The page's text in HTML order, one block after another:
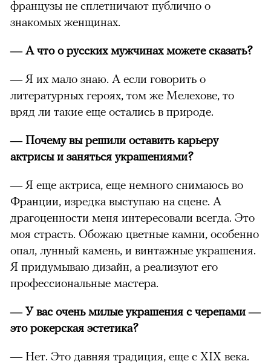
французы не сплетничают публично о
знакомых женщинах.
— А что о русских мужчинах можете сказать?
— Я их мало знаю. А если говорить о
литературных героях, том же Мелехове, то
вряд ли такие еще остались в природе.
— Почему вы решили оставить карьеру
актрисы и заняться украшениями?
— Я еще актриса, еще немного снимаюсь во
Франции, изредка выступаю на сцене. А
драгоценности меня интересовали всегда. Это
моя страсть. Обожаю цветные камни, особенно
опал, лунный камень, и винтажные украшения.
Я придумываю дизайн, а реализуют его
профессиональные мастера.
— У вас очень милые украшения с черепами —
это рокерская эстетика?
— Нет. Это давняя традиция, еще с XIX века.